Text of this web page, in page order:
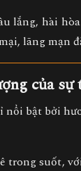
lắng, hài
lãng mạn
của sự
nổi bật bởi
trong suốt,